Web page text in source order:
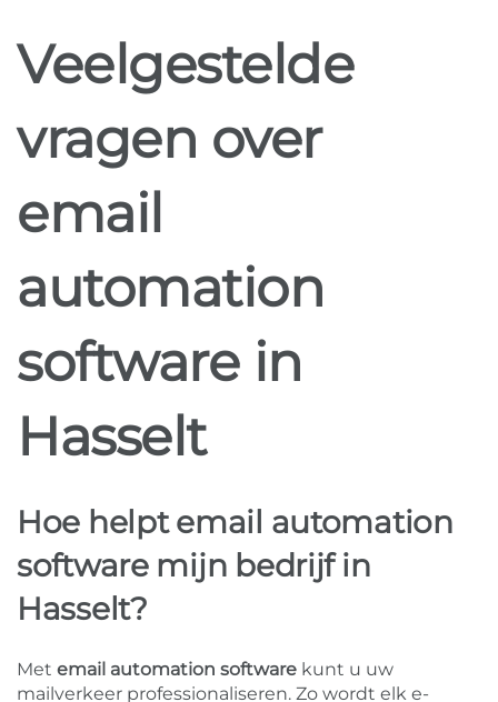
Veelgestelde
vragen over
email
automation
software in
Hasselt
Hoe helpt email automation
software mijn bedrijf in
Hasselt?
Met email automation software kunt u uw
mailverkeer professionaliseren. Zo wordt elk e-